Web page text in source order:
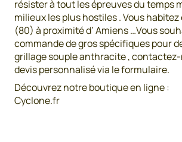
résister à tout les épreuves du temps
milieux les plus hostiles . Vous habitez
(80) à proximité d’ Amiens …Vous
commande de gros spécifiques pour
grillage souple anthracite ,
devis personnalisé via le formulaire.
Découvrez notre boutique en ligne :
Cyclone.fr